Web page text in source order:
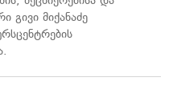
გივი მიქანაძე